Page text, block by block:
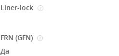
Liner-lock ?
FRN (GFN) ?
Да